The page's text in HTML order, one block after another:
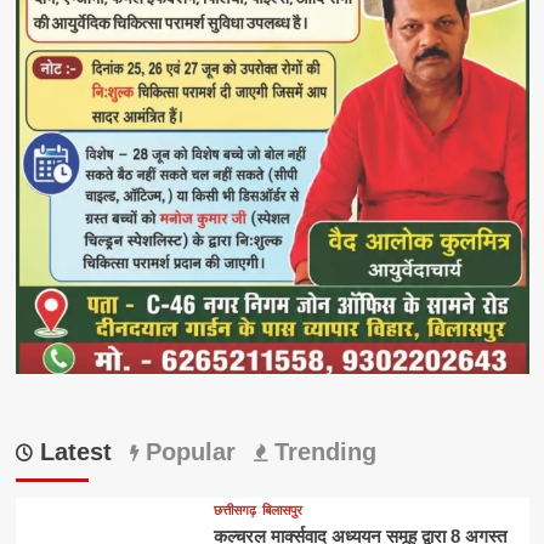
Latest Popular Trending
छत्तीसगढ़ बिलासपुर
कल्चरल मार्क्सवाद अध्ययन समूह द्वारा 8 अगस्त